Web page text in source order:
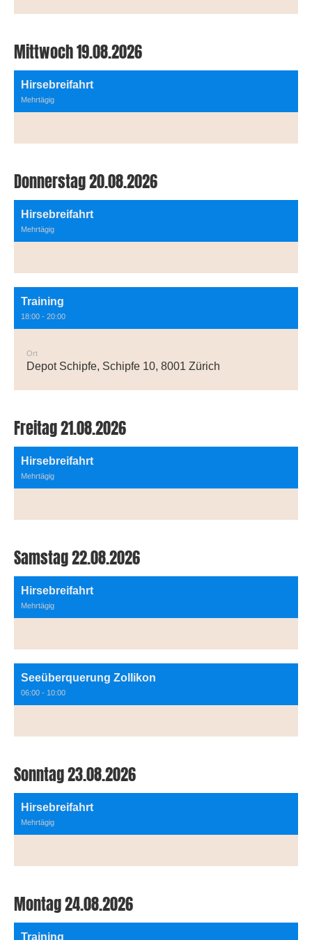
Mittwoch 19.08.2026
Hirsebreifahrt
Mehrtägig
Donnerstag 20.08.2026
Hirsebreifahrt
Mehrtägig
Training
18:00 - 20:00
Ort
Depot Schipfe, Schipfe 10, 8001 Zürich
Freitag 21.08.2026
Hirsebreifahrt
Mehrtägig
Samstag 22.08.2026
Hirsebreifahrt
Mehrtägig
Seeüberquerung Zollikon
06:00 - 10:00
Sonntag 23.08.2026
Hirsebreifahrt
Mehrtägig
Montag 24.08.2026
Training